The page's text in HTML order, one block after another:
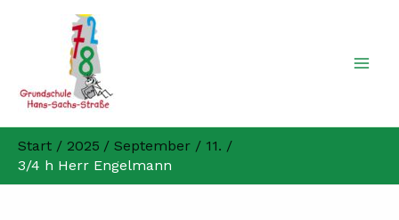
Start 2025 September
11.
3/4 h Herr Engelmann